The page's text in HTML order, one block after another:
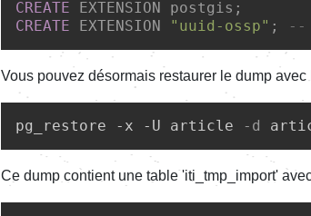
CREATE EXTENSION postgis;
CREATE EXTENSION "uuid-ossp" ; --
Vous pouvez désormais restaurer le dump
pg_restore -x -U article -d
Ce dump contient une table 'iti_tmp_import'